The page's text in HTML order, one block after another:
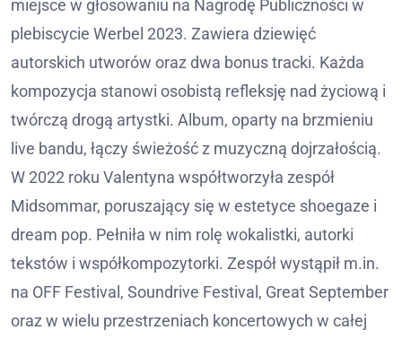
miejsce w głosowaniu na Nagrodę Publiczności w
plebiscycie Werbel 2023. Zawiera dziewięć
autorskich utworów oraz dwa bonus tracki. Każda
kompozycja stanowi osobistą refleksję nad życiową i
twórczą drogą artystki. Album, oparty na brzmieniu
live bandu, łączy świeżość z muzyczną dojrzałością.
W 2022 roku Valentyna współtworzyła zespół
Midsommar, poruszający się w estetyce shoegaze i
dream pop. Pełniła w nim rolę wokalistki, autorki
tekstów i współkompozytorki. Zespół wystąpił m.in.
na OFF Festival, Soundrive Festival, Great September
oraz w wielu przestrzeniach koncertowych w całej